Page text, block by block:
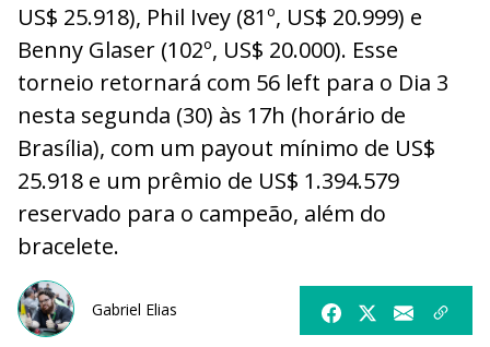
US$ 25.918), Phil Ivey (81º, US$ 20.999) e
Benny Glaser (102º, US$ 20.000). Esse
torneio retornará com 56 left para o Dia 3
nesta segunda (30) às 17h (horário de
Brasília), com um payout mínimo de US$
25.918 e um prêmio de US$ 1.394.579
reservado para o campeão, além do
bracelete.
Gabriel Elias